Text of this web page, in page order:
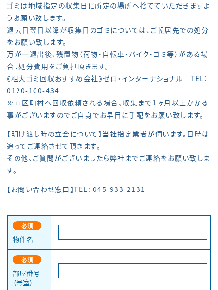
ゴミは地域指定の収集日に所定の場所へ捨てていただきますよ
うお願い致します。
退去日翌日以降が収集日のゴミについては、ご転居先での処分
をお願い致します。
万が一退出後、残置物（荷物・自転車・バイク・ゴミ等）がある場
合、処分費用をご負担頂きます。
《粗大ゴミ回収おすすめ会社》ゼロ・インターナショナル TEL：
0120-100-434
※市区町村へ回収依頼される場合、収集まで１ヶ月以上かかる
事がございますのでご自身でお早目に手配をお願い致します。
【明け渡し時の立会について】当社指定業者が伺います。日時は
追ってご連絡させて頂きます。
その他、ご質問がございましたら弊社までご連絡をお願い致しま
す。
【お問い合わせ窓口】TEL: 045-933-2131
必須
物件名
必須
部屋番号
（号室）